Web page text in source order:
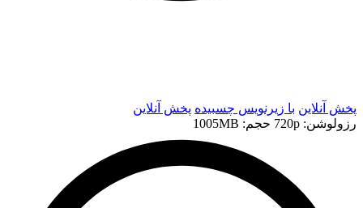
پخش آنلاین با زیرنویس چسبیده پخش آنلاین
رزولوشن: 720p
حجم: 1005MB